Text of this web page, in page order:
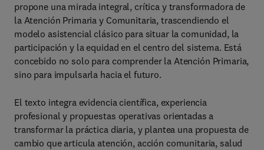
propone una mirada integral, crítica y transformadora de
la Atención Primaria y Comunitaria, trascendiendo el
modelo asistencial clásico para situar la comunidad, la
participación y la equidad en el centro del sistema. Está
concebido no solo para comprender la Atención Primaria,
sino para impulsarla hacia el futuro.
El texto integra evidencia científica, experiencia
profesional y propuestas operativas orientadas a
transformar la práctica diaria, y plantea una propuesta de
cambio que articula atención, acción comunitaria, salud